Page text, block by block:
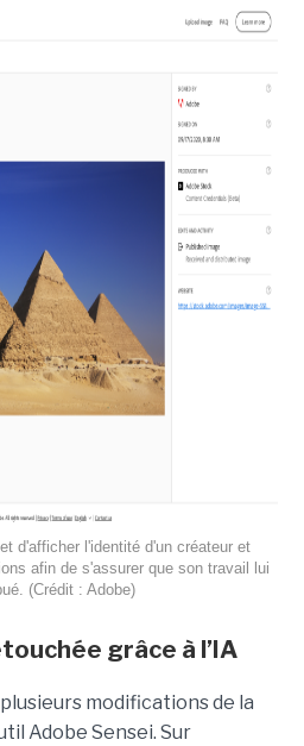
d'afficher l'identité d'un créateur et
afin de s'assurer que son travail lui
(Crédit : Adobe)
grâce à l’IA
modifications de la
Adobe Sensei. Sur